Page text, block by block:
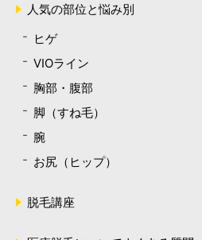
人気の部位と悩み別
ヒゲ
VIOライン
胸部・腹部
脚（すね毛）
腕
お尻（ヒップ）
脱毛講座